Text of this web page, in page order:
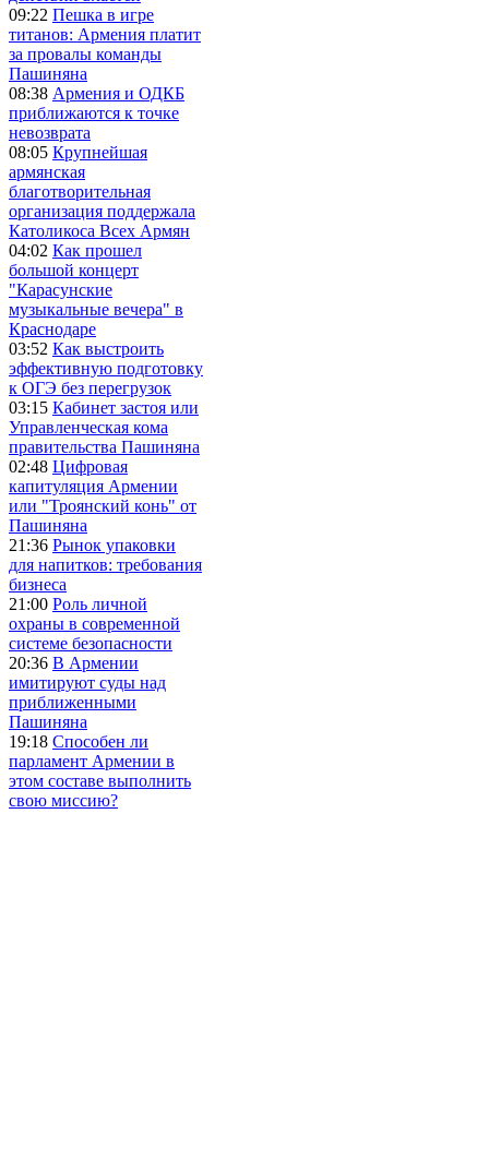
09:22 Пешка в игре
титанов: Армения платит
за провалы команды
Пашиняна
08:38 Армения и ОДКБ
приближаются к точке
невозврата
08:05 Крупнейшая
армянская
благотворительная
организация поддержала
Католикоса Всех Армян
04:02 Как прошел
большой концерт
"Карасунские
музыкальные вечера" в
Краснодаре
03:52 Как выстроить
эффективную подготовку
к ОГЭ без перегрузок
03:15 Кабинет застоя или
Управленческая кома
правительства Пашиняна
02:48 Цифровая
капитуляция Армении
или "Троянский конь" от
Пашиняна
21:36 Рынок упаковки
для напитков: требования
бизнеса
21:00 Роль личной
охраны в современной
системе безопасности
20:36 В Армении
имитируют суды над
приближенными
Пашиняна
19:18 Способен ли
парламент Армении в
этом составе выполнить
свою миссию?